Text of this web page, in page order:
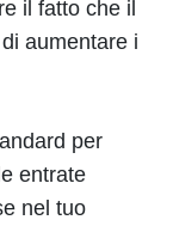
il fatto che il
aumentare i
per
entrate
nel tuo